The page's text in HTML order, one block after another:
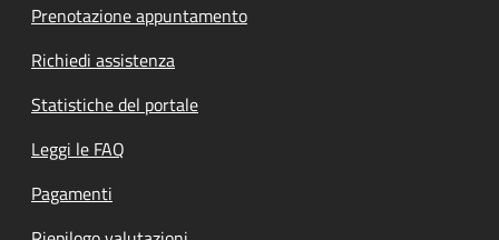
Prenotazione appuntamento
Richiedi assistenza
Statistiche del portale
Leggi le FAQ
Pagamenti